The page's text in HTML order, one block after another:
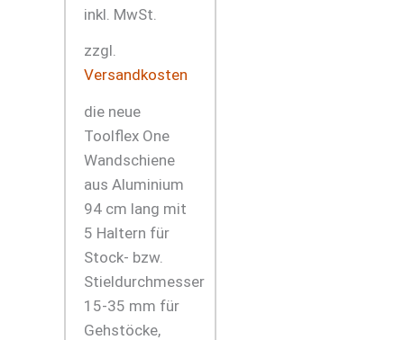
inkl. MwSt.
zzgl.
Versandkosten
die neue
Toolflex One
Wandschiene
aus Aluminium
94 cm lang mit
5 Haltern für
Stock- bzw.
Stieldurchmesser
15-35 mm für
Gehstöcke,